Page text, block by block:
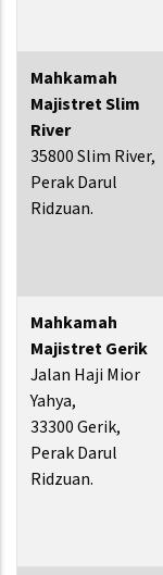
Mahkamah
Majistret Slim
River
35800 Slim River,
Perak Darul
Ridzuan.
Mahkamah
Majistret Gerik
Jalan Haji Mior
Yahya,
33300 Gerik,
Perak Darul
Ridzuan.